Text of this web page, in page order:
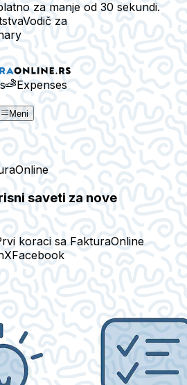
za manje od 30 sekundi.
Vodič za
Expenses
Meni
saveti za nove
koraci sa FakturaOnline
XFacebook